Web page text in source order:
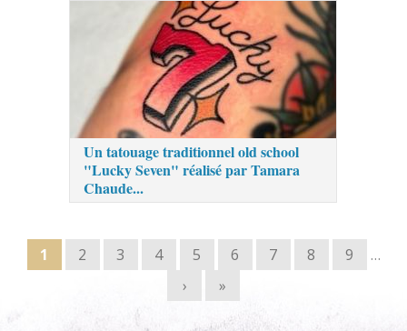
Un tatouage traditionnel old school
"Lucky Seven" réalisé par Tamara
Chaude...
Pages
1 2 3 4 5 6 7 8 9
…
›
»